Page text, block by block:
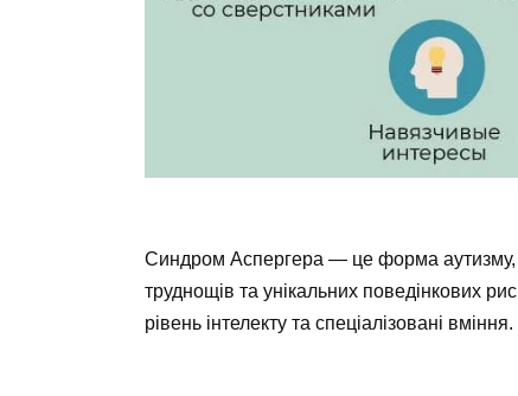
Синдром Аспергера — це форма аутизму,
труднощів та унікальних поведінкових
рівень інтелекту та спеціалізовані